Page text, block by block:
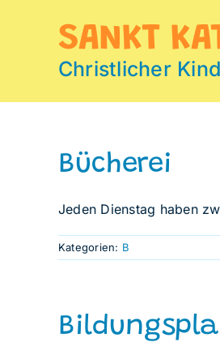
SANKT
Christlicher
Bücherei
Jeden Dienstag haben
Kategorien: B